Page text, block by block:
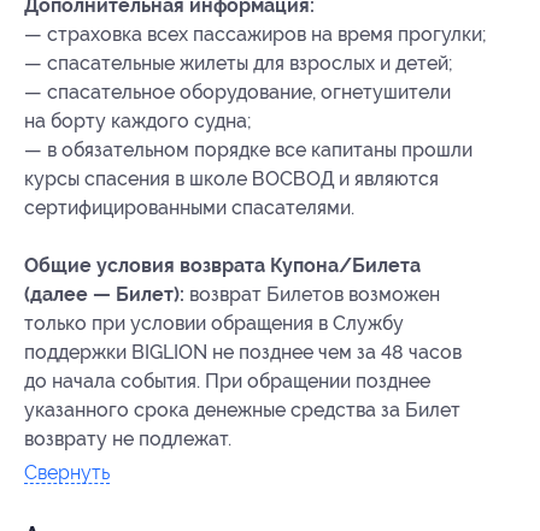
Дополнительная информация:
— страховка всех пассажиров на время прогулки;
— спасательные жилеты для взрослых и детей;
— спасательное оборудование, огнетушители
на борту каждого судна;
— в обязательном порядке все капитаны прошли
курсы спасения в школе ВОСВОД и являются
сертифицированными спасателями.
Общие условия возврата Купона/Билета
(далее — Билет): возврат Билетов возможен
только при условии обращения в Службу
поддержки BIGLION не позднее чем за 48 часов
до начала события. При обращении позднее
указанного срока денежные средства за Билет
возврату не подлежат.
Свернуть